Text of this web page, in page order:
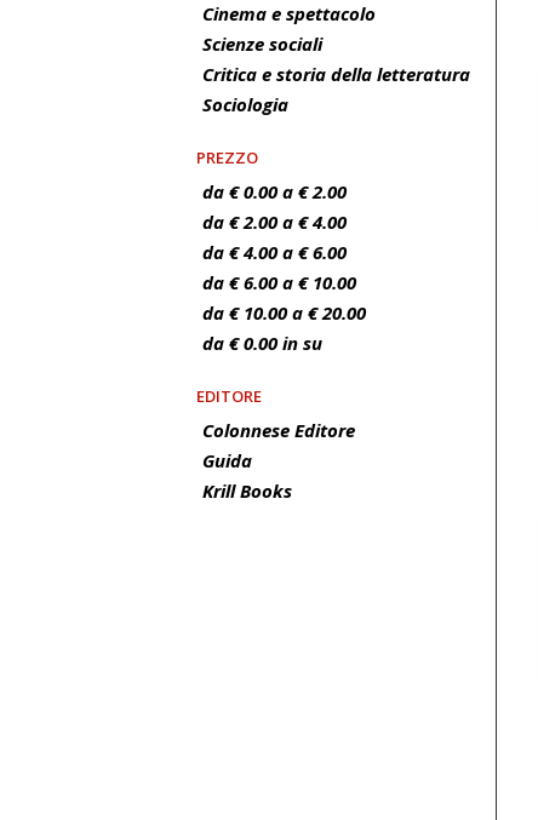
Cinema e spettacolo
Scienze sociali
Critica e storia della letteratura
Sociologia
PREZZO
da € 0.00 a € 2.00
da € 2.00 a € 4.00
da € 4.00 a € 6.00
da € 6.00 a € 10.00
da € 10.00 a € 20.00
da € 0.00 in su
EDITORE
Colonnese Editore
Guida
Krill Books